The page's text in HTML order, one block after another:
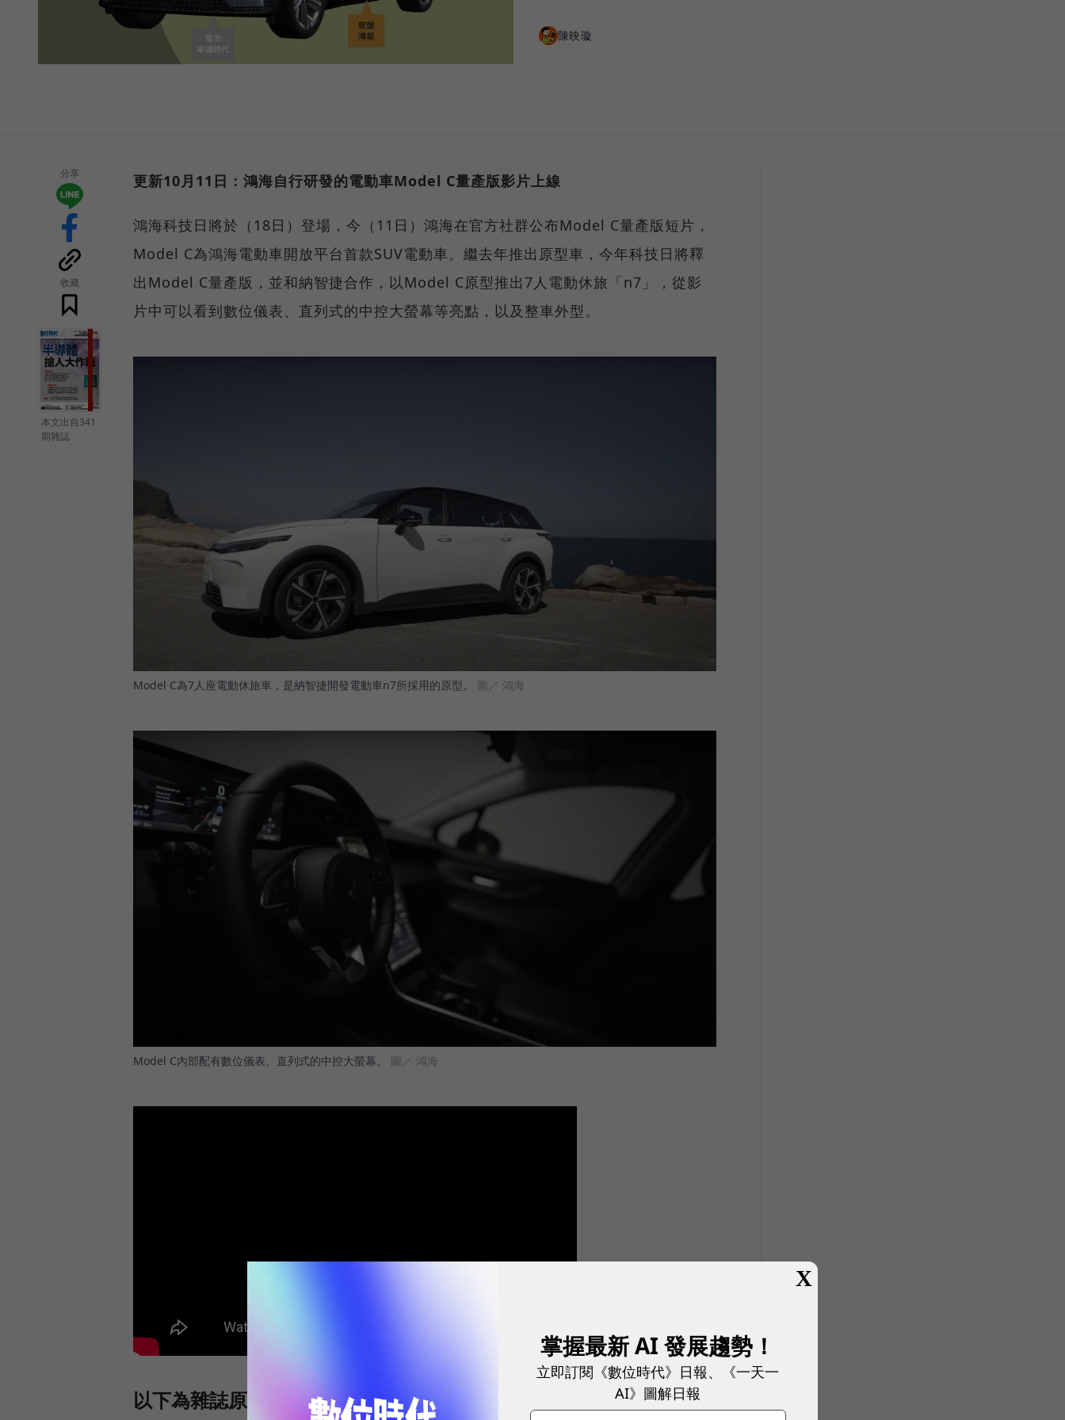
陳映璇
分享
收藏
本文出自341
期雜誌
更新10月11日：鴻海自行研發的電動車Model C量產版影片上線
鴻海科技日將於（18日）登場，今（11日）鴻海在官方社群公布Model C量產版短片，
Model C為鴻海電動車開放平台首款SUV電動車。繼去年推出原型車，今年科技日將釋
出Model C量產版，並和納智捷合作，以Model C原型推出7人電動休旅「n7」，從影
片中可以看到數位儀表、直列式的中控大螢幕等亮點，以及整車外型。
Model C為7人座電動休旅車，是納智捷開發電動車n7所採用的原型。 圖／ 鴻海
Model C內部配有數位儀表、直列式的中控大螢幕。 圖／ 鴻海
以下為雜誌原文：
X
掌握最新 AI 發展趨勢！
立即訂閱《數位時代》日報、《一天一
AI》圖解日報